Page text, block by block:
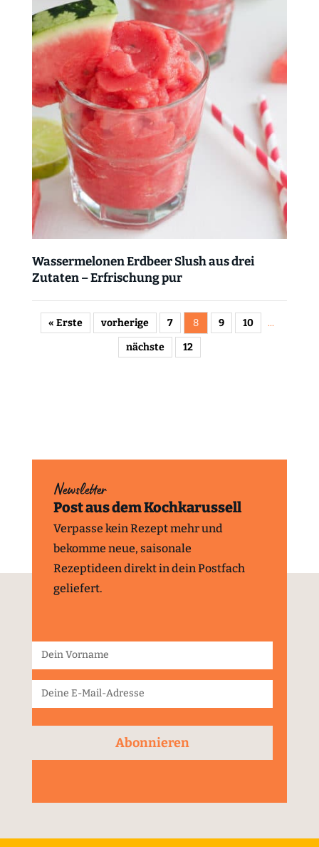
Wassermelonen Erdbeer Slush aus drei
Zutaten – Erfrischung pur
« Erste vorherige 7 8 9 10
...
nächste
12
Newsletter
Post aus dem Kochkarussell
Verpasse kein Rezept mehr und
bekomme neue, saisonale
Rezeptideen direkt in dein Postfach
geliefert.
Abonnieren